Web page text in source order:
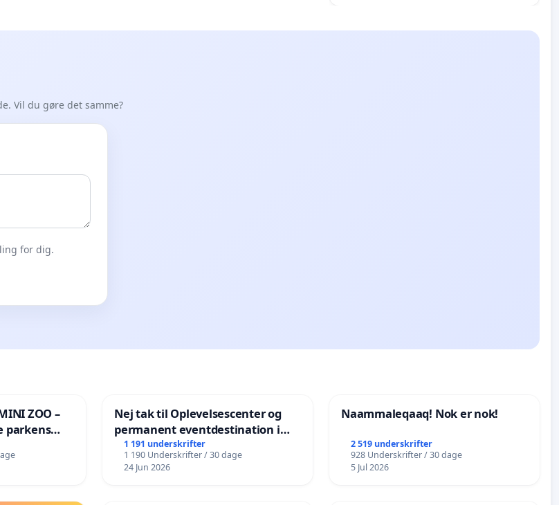
Vil du gøre det samme?
for dig.
ZOO –
parkens
Nej tak til Oplevelsescenter og
permanent eventdestination i
Vejby - Ja tak til et levende
lokalområde i balance
1 191 underskrifter
1 190 Underskrifter / 30 dage
24 Jun 2026
Naammaleqaaq! Nok er nok!
2 519 underskrifter
928 Underskrifter / 30 dage
5 Jul 2026